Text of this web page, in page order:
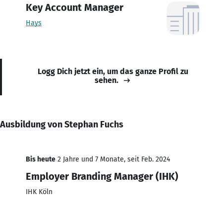
Key Account Manager
Hays
Logg Dich jetzt ein, um das ganze Profil zu
sehen.
Ausbildung von Stephan Fuchs
Bis heute 2 Jahre und 7 Monate, seit Feb. 2024
Employer Branding Manager (IHK)
IHK Köln